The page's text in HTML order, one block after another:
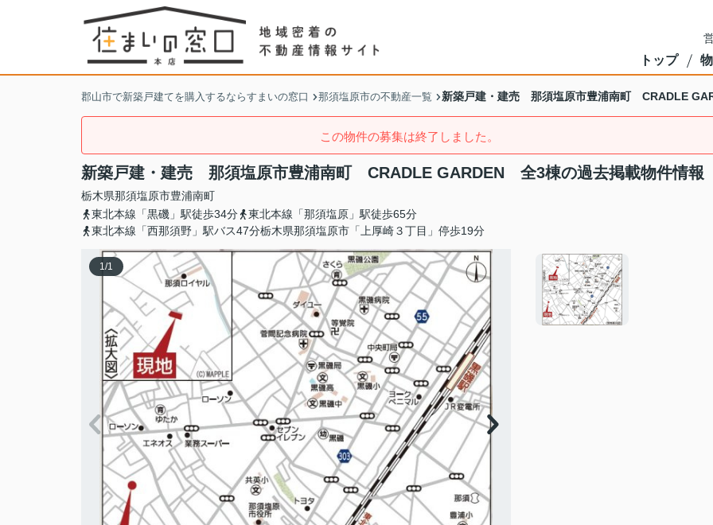
トップ
郡山市で新築戸建てを購入するならすまいの窓口 那須塩原市の不動産一覧 新築戸建・建売 那須塩原市豊浦南町 CRADLE
この物件の募集は終了しました。
新築戸建・建売 那須塩原市豊浦南町 CRADLE GARDEN 全3棟の過去掲載物件情報
栃木県那須塩原市豊浦南町
東北本線「黒磯」駅徒歩34分
東北本線「那須塩原」駅徒歩65分
東北本線「西那須野」駅バス47分栃木県那須塩原市「上厚崎３丁目」停歩19分
1/1